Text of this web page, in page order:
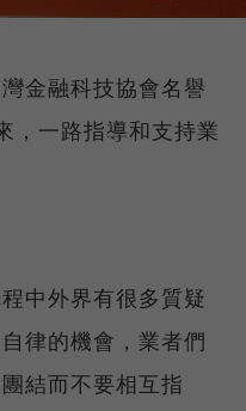
金融科技協會名譽
，一路指導和支持業
中外界有很多質疑
律的機會，業者們
結而不要相互指